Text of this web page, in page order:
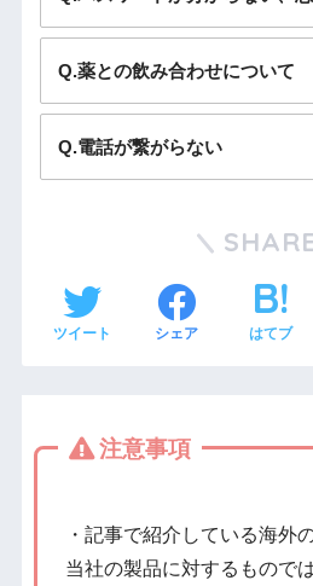
Q.薬との飲み合わせについて
Q.電話が繋がらない
ツイート シェア はてブ
注意事項
・記事で紹介している海外
当社の製品に対するもので